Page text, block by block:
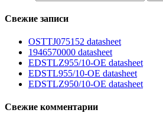
Свежие записи
OSTTJ075152 datasheet
1946570000 datasheet
EDSTLZ955/10-OE datasheet
EDSTL955/10-OE datasheet
EDSTLZ950/10-OE datasheet
Свежие комментарии